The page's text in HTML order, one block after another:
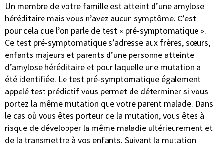
Un membre de votre famille est atteint d’une amylose
héréditaire mais vous n’avez aucun symptôme. C’est
pour cela que l’on parle de test « pré-symptomatique ».
Ce test pré-symptomatique s’adresse aux frères, sœurs,
enfants majeurs et parents d’une personne atteinte
d’amylose héréditaire et pour laquelle une mutation a
été identifiée. Le test pré-symptomatique également
appelé test prédictif vous permet de déterminer si vous
portez la même mutation que votre parent malade. Dans
le cas où vous êtes porteur de la mutation, vous êtes à
risque de développer la même maladie ultérieurement et
de la transmettre à vos enfants. Suivant la mutation